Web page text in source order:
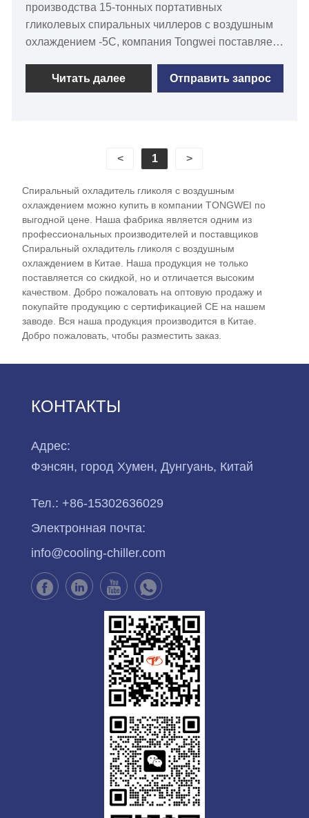
производства 15-тонных портативных
гликолевых спиральных чиллеров с воздушным
охлаждением -5C, компания Tongwei поставляет
холодильных чиллеров для температурного
диапазона от -40 ℃ до 2 ℃,
винодельческих, пивоваренных, ликеро-
водочных заводах, в процессе охлаждения при
качества и сильные возможности
проектирования и производства. Мы с
нетерпением ждем возможности стать вашим
долгосрочным поставщиком низкотемпературных
гликолевых охладителей в Китае.
Модель чиллера: TW-20AL
Холодопроизводительность: 29,5 кВт (25370 ккал/
ч) при -5 ℃ / 26,4 кВт (22704 ккал/ч) при -10 ℃ /
Источник питания: 380 В/50 Гц/3 Ф
Марка компрессора: Спиральный компрессор
Panasonic
нержавеющей стали (стандартный) / кожух и
трубка по индивидуальному заказу)
Читать далее Отправить запрос
< 1 >
Спиральный охладитель гликоля с воздушным
охлаждением можно купить в компании TONGWEI по
выгодной цене. Наша фабрика является одним из
профессиональных производителей и поставщиков
Спиральный охладитель гликоля с воздушным
охлаждением в Китае. Наша продукция не только
поставляется со скидкой, но и отличается высоким
качеством. Добро пожаловать на оптовую продажу и
покупайте продукцию с сертификацией CE на нашем
заводе. Вся наша продукция производится в Китае.
Добро пожаловать, чтобы разместить заказ.
КОНТАКТЫ
Адрес:
Фэнсян, город Хумен, Дунгуань, Китай
Тел.: +86-15302636029
Электронная почта:
info@cooling-chiller.com